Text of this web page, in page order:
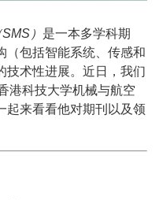
） 是一本多学科期
（包括智能系统、传感和
技术性进展。近日，我们
港科技大学机械与航空
起来看看他对期刊以及领